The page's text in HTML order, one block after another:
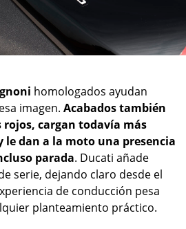
homologados ayudan
imagen. Acabados también
rojos, cargan todavía más
le dan a la moto una presencia
parada. Ducati añade
serie, dejando claro desde el
de conducción pesa
planteamiento práctico.